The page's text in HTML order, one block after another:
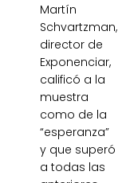
Martín
Schvartzman,
director de
Exponenciar,
calificó a la
muestra
como de la
“esperanza”
y que superó
a todas las